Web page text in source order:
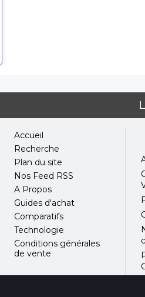
vidéo
Accueil
Recherche
Plan du site
Nos Feed RSS
A Propos
Guides d'achat
Comparatifs
Technologie
Conditions générales
de vente